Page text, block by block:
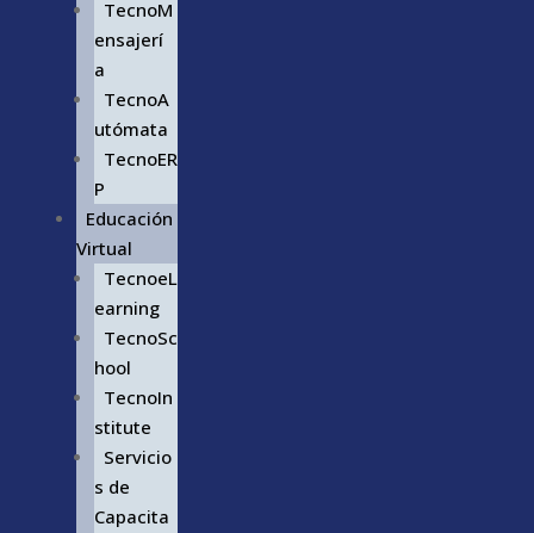
TecnoM
ensajerí
a
TecnoA
utómata
TecnoER
P
Educación
Virtual
TecnoeL
earning
TecnoSc
hool
TecnoIn
stitute
Servicio
s de
Capacita